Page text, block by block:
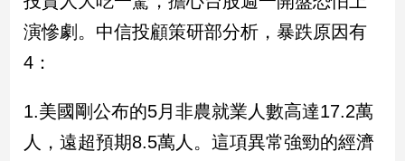
方
新
病
毒
專
演慘劇。中信投顧策研部分析，暴跌原因有
4：
1.美國剛公布的5月非農就業人數高達17.2萬
人，遠超預期8.5萬人。這項異常強勁的經濟